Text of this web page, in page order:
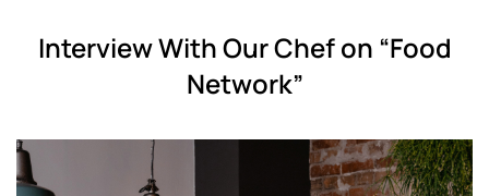
Interview With Our Chef on “Food
Network”